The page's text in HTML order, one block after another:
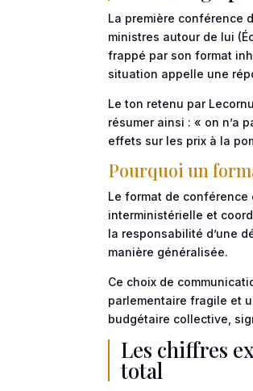
La première conférence
ministres autour de lui
frappé par son format
situation appelle une
Le ton retenu par
résumer ainsi : « on n’a
effets sur les prix à la
Pourquoi un
Le format de conférence
interministérielle et
la responsabilité d’une
manière généralisée.
Ce choix de
parlementaire fragile et
budgétaire collective,
Les chiffres
total